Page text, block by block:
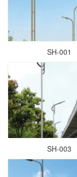
SH-001
SH-003